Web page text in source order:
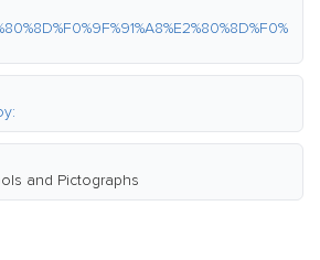
and Pictographs